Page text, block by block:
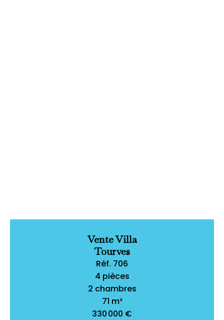
Vente Villa
Tourves
Réf. 706
4 pièces
2 chambres
71 m²
330 000 €